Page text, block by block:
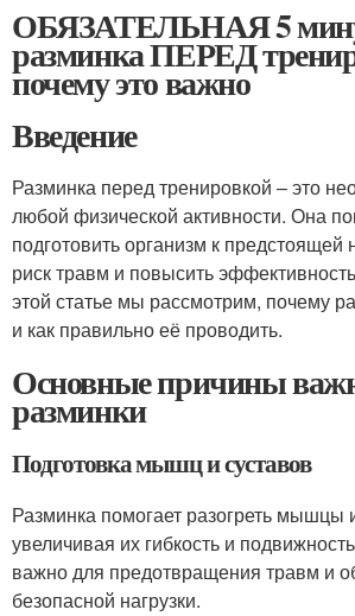
ОБЯЗАТЕЛЬНАЯ 5
разминка ПЕРЕД
почему это важно
Введение
Разминка перед тренировкой – это
любой физической активности. Она
подготовить организм к предстоящей
риск травм и повысить
этой статье мы рассмотрим, почему
и как правильно её проводить.
Основные причины
разминки
Подготовка мышц и суставов
Разминка помогает разогреть мышцы
увеличивая их гибкость и
важно для предотвращения травм и
безопасной нагрузки.